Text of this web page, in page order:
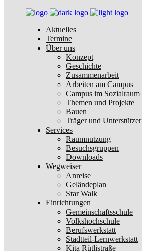
Aktuelles
Termine
Über uns
Konzept
Geschichte
Zusammenarbeit
Arbeiten am Campus
Campus im Sozialraum
Themen und Projekte
Bauen
Träger und Unterstützer
Services
Raumnutzung
Besuchsgruppen
Downloads
Wegweiser
Anreise
Geländeplan
Star Walk
Einrichtungen
Gemeinschaftsschule
Volkshochschule
Berufswerkstatt
Stadtteil-Lernwerkstatt
Kita Rütlistraße